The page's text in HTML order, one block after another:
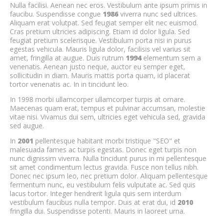
Nulla facilisi. Aenean nec eros. Vestibulum ante ipsum primis in
faucibu. Suspendisse congue 1986 viverra nunc sed ultrices.
Aliquam erat volutpat. Sed feugiat semper elit nec euismod.
Cras pretium ultricies adipiscing. Etiam id dolor ligula. Sed
feugiat pretium scelerisque. Vestibulum porta nisi in purus
egestas vehicula. Mauris ligula dolor, facilisis vel varius sit
amet, fringilla at augue. Duis rutrum 1994elementum sem a
venenatis. Aenean justo neque, auctor eu semper eget,
sollicitudin in diam. Mauris mattis porta quam, id placerat
tortor venenatis ac. In in tincidunt leo.
In 1998 morbi ullamcorper ullamcorper turpis at ornare.
Maecenas quam erat, tempus et pulvinar accumsan, molestie
vitae nisi. Vivamus dui sem, ultricies eget vehicula sed, gravida
sed augue.
In 2001 pellentesque habitant morbi tristique "SEO" et
malesuada fames ac turpis egestas. Donec eget turpis non
nunc dignissim viverra. Nulla tincidunt purus in mi pellentesque
sit amet condimentum lectus gravida. Fusce non tellus nibh.
Donec nec ipsum leo, nec pretium dolor. Aliquam pellentesque
fermentum nunc, eu vestibulum felis vulputate ac. Sed quis
lacus tortor. Integer hendrerit ligula quis sem interdum
vestibulum faucibus nulla tempor. Duis at erat dui, id 2010
fringilla dui. Suspendisse potenti. Mauris in laoreet urna.